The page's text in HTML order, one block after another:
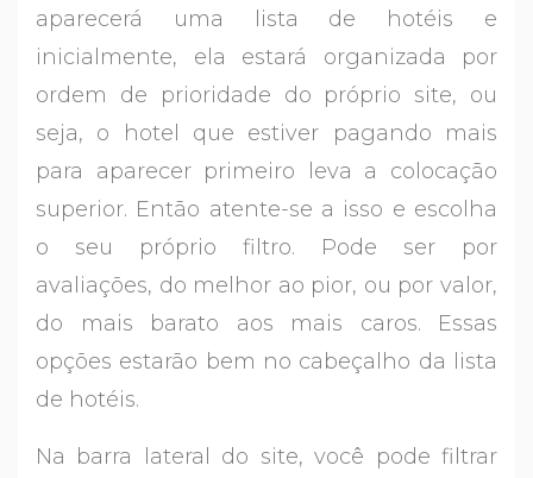
aparecerá uma lista de hotéis e
inicialmente, ela estará organizada por
ordem de prioridade do próprio site, ou
seja, o hotel que estiver pagando mais
para aparecer primeiro leva a colocação
superior. Então atente-se a isso e escolha
o seu próprio filtro. Pode ser por
avaliações, do melhor ao pior, ou por valor,
do mais barato aos mais caros. Essas
opções estarão bem no cabeçalho da lista
de hotéis.
Na barra lateral do site, você pode filtrar